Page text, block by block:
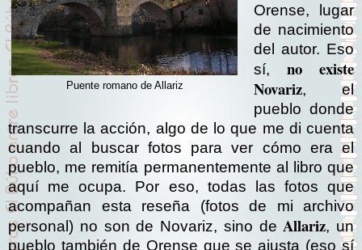
Puente romano de Allariz
Orense, lugar
de nacimiento
del autor. Eso
sí, no existe
Novariz, el
pueblo donde
transcurre la acción, algo de lo que me di cuenta
cuando al buscar fotos para ver cómo era el
pueblo, me remitía permanentemente al libro que
aquí me ocupa. Por eso, todas las fotos que
acompañan esta reseña (fotos de mi archivo
personal) no son de Novariz, sino de Allariz, un
pueblo también de Orense que se ajusta (eso sí